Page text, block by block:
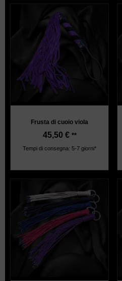
Frusta di cuoio viola
45,50 € **
Tempi di consegna: 5-7 giorni*